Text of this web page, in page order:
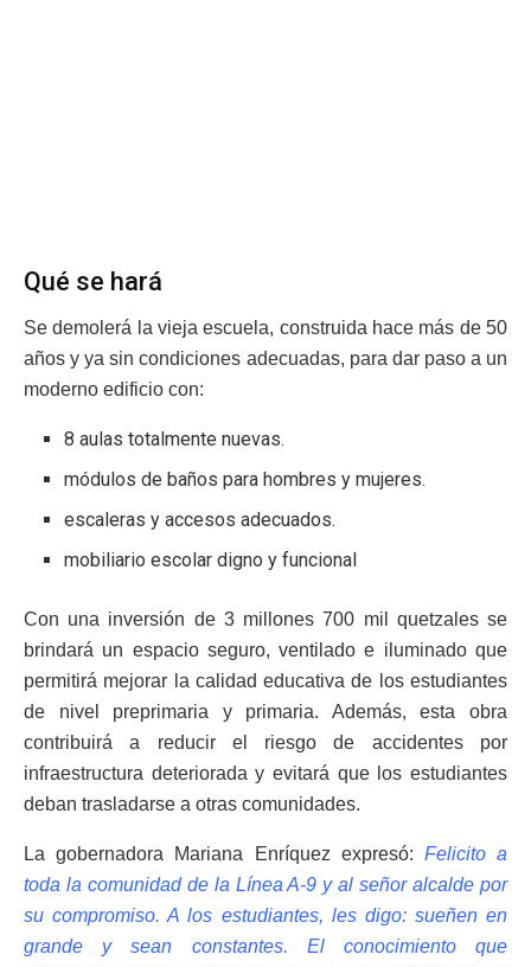
Qué se hará
Se demolerá la vieja escuela, construida hace más de 50
años y ya sin condiciones adecuadas, para dar paso a un
moderno edificio con:
8 aulas totalmente nuevas.
módulos de baños para hombres y mujeres.
escaleras y accesos adecuados.
mobiliario escolar digno y funcional
Con una inversión de 3 millones 700 mil quetzales se
brindará un espacio seguro, ventilado e iluminado que
permitirá mejorar la calidad educativa de los estudiantes
de nivel preprimaria y primaria. Además, esta obra
contribuirá a reducir el riesgo de accidentes por
infraestructura deteriorada y evitará que los estudiantes
deban trasladarse a otras comunidades.
La gobernadora Mariana Enríquez expresó: Felicito a
toda la comunidad de la Línea A-9 y al señor alcalde por
su compromiso. A los estudiantes, les digo: sueñen en
grande y sean constantes. El conocimiento que